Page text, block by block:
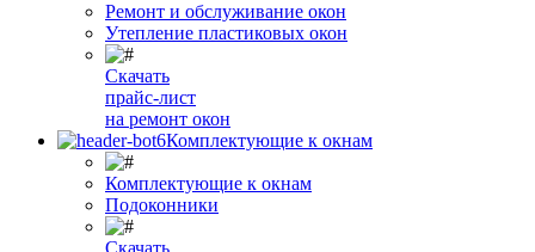
Ремонт и обслуживание окон
Утепление пластиковых окон
Скачать
прайс-лист
на ремонт окон
Комплектующие к окнам
Комплектующие к окнам
Подоконники
Скачать